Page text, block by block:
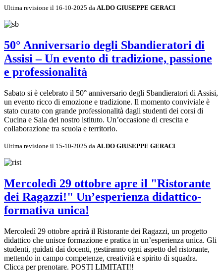
Ultima revisione il 16-10-2025 da ALDO GIUSEPPE GERACI
50° Anniversario degli Sbandieratori di
Assisi – Un evento di tradizione, passione
e professionalità
Sabato si è celebrato il 50° anniversario degli Sbandieratori di Assisi,
un evento ricco di emozione e tradizione. Il momento conviviale è
stato curato con grande professionalità dagli studenti dei corsi di
Cucina e Sala del nostro istituto. Un’occasione di crescita e
collaborazione tra scuola e territorio.
Ultima revisione il 15-10-2025 da ALDO GIUSEPPE GERACI
Mercoledì 29 ottobre apre il "Ristorante
dei Ragazzi!" Un’esperienza didattico-
formativa unica!
Mercoledì 29 ottobre aprirà il Ristorante dei Ragazzi, un progetto
didattico che unisce formazione e pratica in un’esperienza unica. Gli
studenti, guidati dai docenti, gestiranno ogni aspetto del ristorante,
mettendo in campo competenze, creatività e spirito di squadra.
Clicca per prenotare. POSTI LIMITATI!!